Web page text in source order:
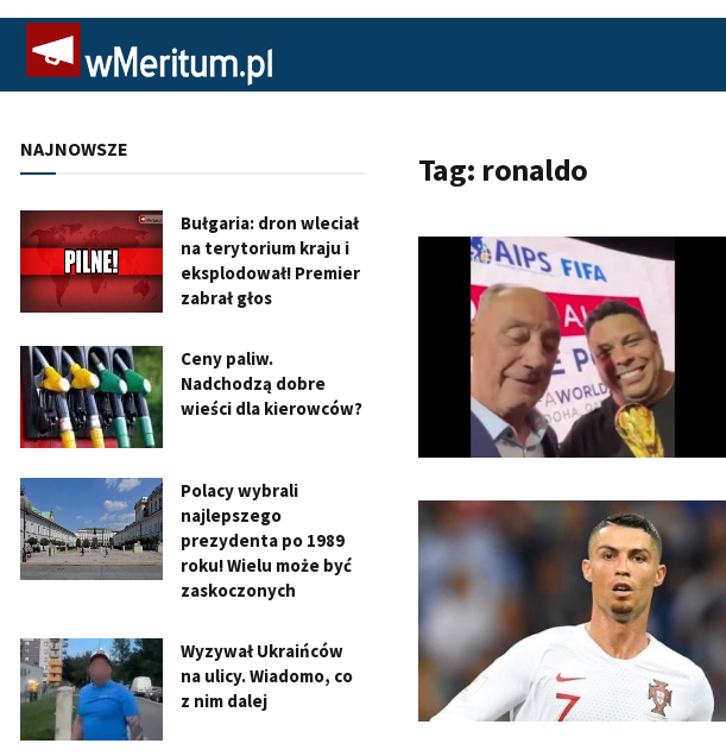
Tag: ronaldo
NAJNOWSZE
Bułgaria: dron wleciał
na terytorium kraju i
eksplodował! Premier
zabrał głos
Ceny paliw.
Nadchodzą dobre
wieści dla kierowców?
Polacy wybrali
najlepszego
prezydenta po 1989
roku! Wielu może być
zaskoczonych
Wyzywał Ukraińców
na ulicy. Wiadomo, co
z nim dalej